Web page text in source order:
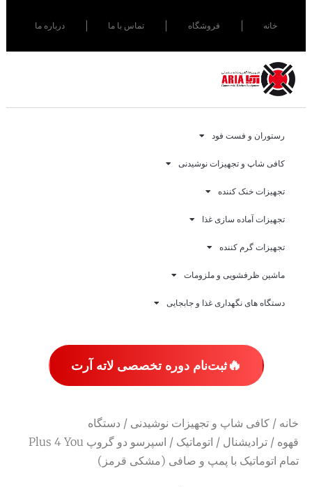
خانه فروشگاه تماس با ما درباره ما
رستوران و فست فود
کافی شاپ و تجهیزات نوشیدنی
تجهیزات خنک کننده
تجهیزات آماده سازی غذا
تجهیزات گرم کننده
ماشین ظرفشویی و ملزومات
دستگاه های نگهداری غذا و جابجایی
🔥ثبت‌نام دوره تخصصی لاته آرت
خانه / کافی شاپ و تجهیزات نوشیدنی / دستگاه
قهوه / ترادیشنال / اتوماتیک
/ اسپرسو دو گروپ Plus 4 You
تمام اتوماتیک با پمپ و صافی (مشکی قرمز)